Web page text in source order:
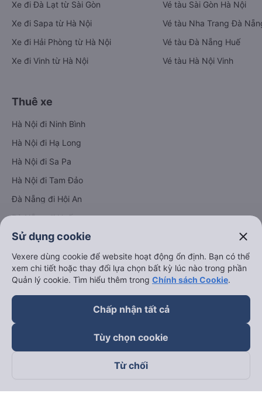
Xe đi Đà Lạt từ Sài Gòn
Xe đi Sapa từ Hà Nội
Xe đi Hải Phòng từ Hà Nội
Xe đi Vinh từ Hà Nội
Vé tàu Sài Gòn Hà Nội
Vé tàu Nha Trang Đà
Vé tàu Đà Nẵng Huế
Vé tàu Hà Nội Vinh
Thuê xe
Hà Nội đi Ninh Bình
Hà Nội đi Hạ Long
Hà Nội đi Sa Pa
Hà Nội đi Tam Đảo
Đà Nẵng đi Hội An
Đà Nẵng đi Huế
Hải Phòng đi Hà Nội
Xem tất cả tuyến đường
Sử dụng cookie close
Vexere dùng cookie để website hoạt động ổn định. Bạn có thể
xem chi tiết hoặc thay đổi lựa chọn bất kỳ lúc nào trong phần
Quản lý cookie. Tìm hiểu thêm trong Chính sách Cookie.
Chấp nhận tất cả
Tùy chọn cookie
Từ chối